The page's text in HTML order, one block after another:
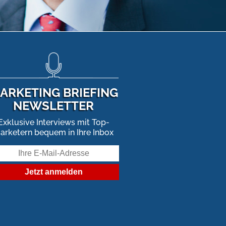
BRIEFING
NEWSLETTER
Interviews mit Top-
bequem in Ihre Inbox